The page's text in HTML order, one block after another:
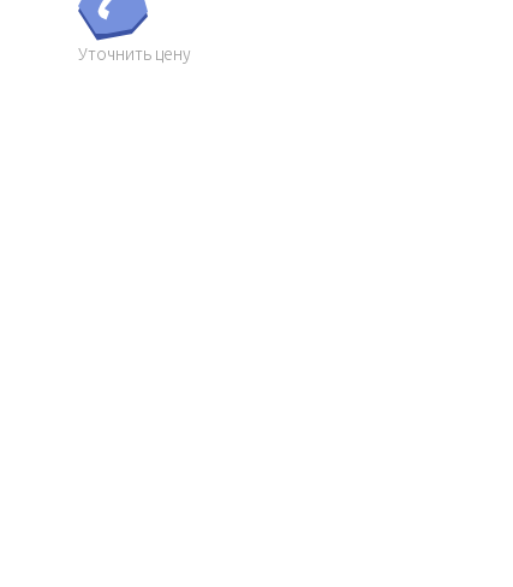
Уточнить цену